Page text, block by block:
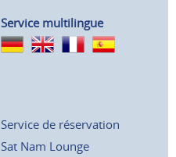
Service multilingue
Service de réservation
Sat Nam Lounge